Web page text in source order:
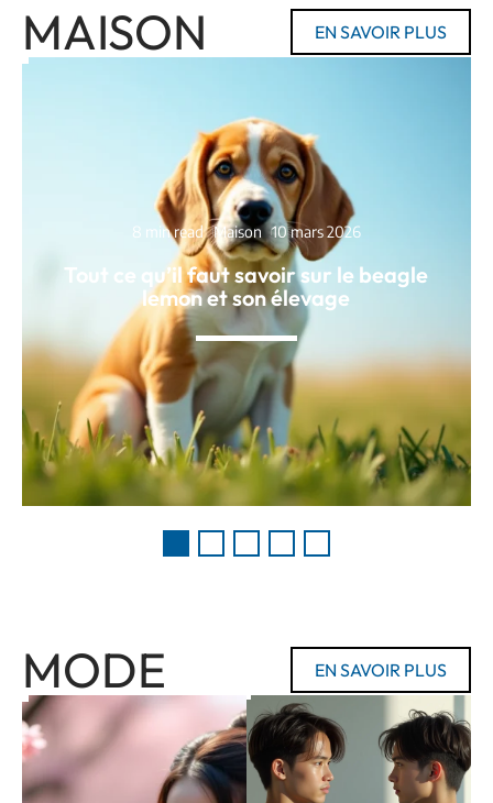
MAISON EN SAVOIR PLUS
8 min read Maison 10 mars 2026
Tout ce qu’il faut savoir sur le beagle
lemon et son élevage
MODE EN SAVOIR PLUS